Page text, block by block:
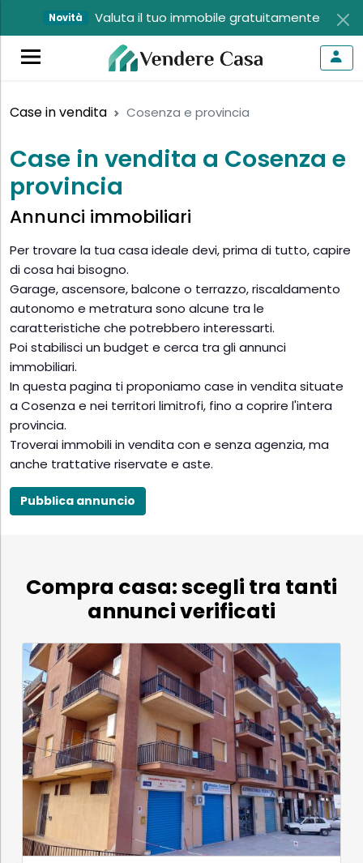
Novità Valuta il tuo immobile gratuitamente
Case in vendita Cosenza e provincia
Case in vendita a Cosenza e
provincia
Annunci immobiliari
Per trovare la tua casa ideale devi, prima di tutto, capire
di cosa hai bisogno.
Garage, ascensore, balcone o terrazzo, riscaldamento
autonomo e metratura sono alcune tra le
caratteristiche che potrebbero interessarti.
Poi stabilisci un budget e cerca tra gli annunci
immobiliari.
In questa pagina ti proponiamo case in vendita situate
a Cosenza e nei territori limitrofi, fino a coprire l'intera
provincia.
Troverai immobili in vendita con e senza agenzia, ma
anche trattative riservate e aste.
Pubblica annuncio
Compra casa: scegli tra tanti
annunci verificati